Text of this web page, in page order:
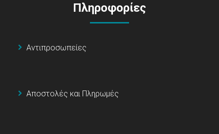
Πληροφορίες
Αντιπροσωπείες
Αποστολές και Πληρωμές